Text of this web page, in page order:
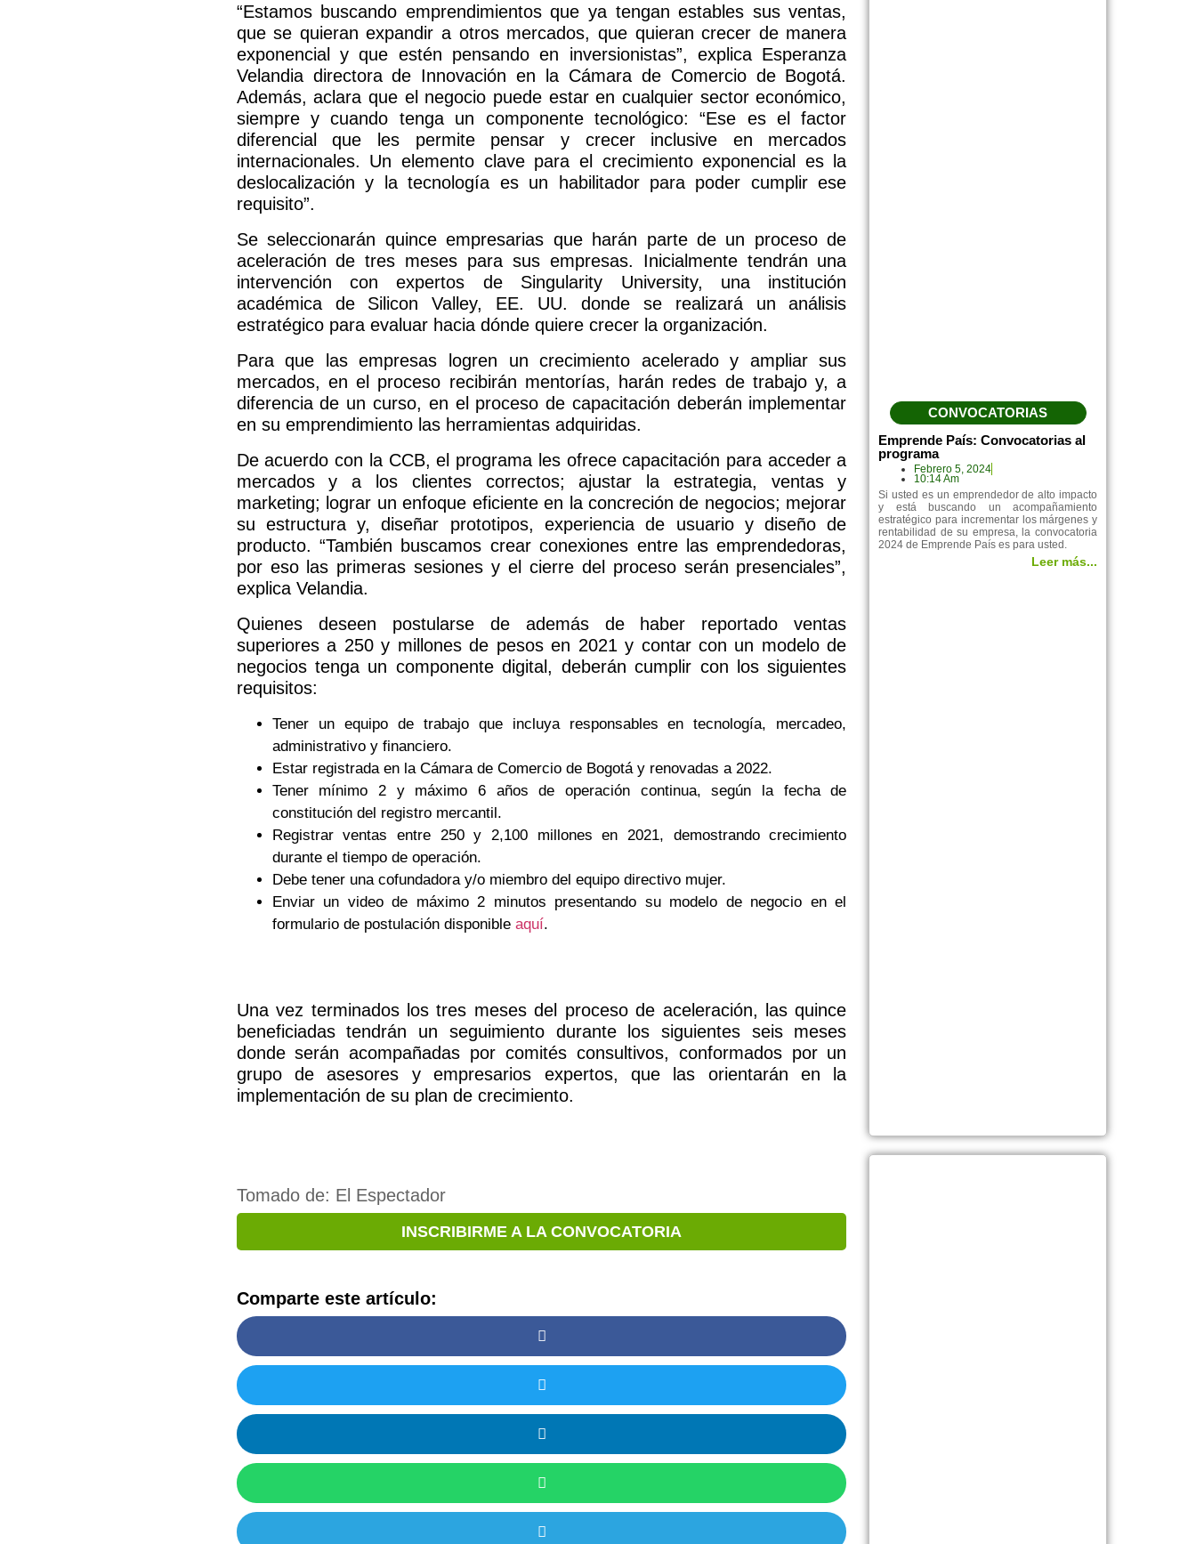
“Estamos buscando emprendimientos que ya tengan estables sus ventas,
que se quieran expandir a otros mercados, que quieran crecer de manera
exponencial y que estén pensando en inversionistas”, explica Esperanza
Velandia directora de Innovación en la Cámara de Comercio de Bogotá.
Además, aclara que el negocio puede estar en cualquier sector económico,
siempre y cuando tenga un componente tecnológico: “Ese es el factor
diferencial que les permite pensar y crecer inclusive en mercados
internacionales. Un elemento clave para el crecimiento exponencial es la
deslocalización y la tecnología es un habilitador para poder cumplir ese
requisito”.
Se seleccionarán quince empresarias que harán parte de un proceso de
aceleración de tres meses para sus empresas. Inicialmente tendrán una
intervención con expertos de Singularity University, una institución
académica de Silicon Valley, EE. UU. donde se realizará un análisis
estratégico para evaluar hacia dónde quiere crecer la organización.
Para que las empresas logren un crecimiento acelerado y ampliar sus
mercados, en el proceso recibirán mentorías, harán redes de trabajo y, a
diferencia de un curso, en el proceso de capacitación deberán implementar
en su emprendimiento las herramientas adquiridas.
De acuerdo con la CCB, el programa les ofrece capacitación para acceder a
mercados y a los clientes correctos; ajustar la estrategia, ventas y
marketing; lograr un enfoque eficiente en la concreción de negocios; mejorar
su estructura y, diseñar prototipos, experiencia de usuario y diseño de
producto. “También buscamos crear conexiones entre las emprendedoras,
por eso las primeras sesiones y el cierre del proceso serán presenciales”,
explica Velandia.
Quienes deseen postularse de además de haber reportado ventas
superiores a 250 y millones de pesos en 2021 y contar con un modelo de
negocios tenga un componente digital, deberán cumplir con los siguientes
requisitos:
Tener un equipo de trabajo que incluya responsables en tecnología, mercadeo,
administrativo y financiero.
Estar registrada en la Cámara de Comercio de Bogotá y renovadas a 2022.
Tener mínimo 2 y máximo 6 años de operación continua, según la fecha de
constitución del registro mercantil.
Registrar ventas entre 250 y 2,100 millones en 2021, demostrando crecimiento
durante el tiempo de operación.
Debe tener una cofundadora y/o miembro del equipo directivo mujer.
Enviar un video de máximo 2 minutos presentando su modelo de negocio en el
formulario de postulación disponible aquí.
Una vez terminados los tres meses del proceso de aceleración, las quince
beneficiadas tendrán un seguimiento durante los siguientes seis meses
donde serán acompañadas por comités consultivos, conformados por un
grupo de asesores y empresarios expertos, que las orientarán en la
implementación de su plan de crecimiento.
Tomado de: El Espectador
INSCRIBIRME A LA CONVOCATORIA
Comparte este artículo:
CONVOCATORIAS
Emprende País: Convocatorias al
programa
Febrero 5, 2024
10:14 Am
Si usted es un emprendedor de alto impacto
y está buscando un acompañamiento
estratégico para incrementar los márgenes y
rentabilidad de su empresa, la convocatoria
2024 de Emprende País es para usted.
Leer más...